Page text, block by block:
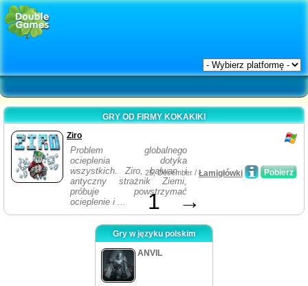
GRY OD FIRMY KOKAKIKI
Ziro
Problem globalnego
ocieplenia dotyka
wszystkich. Ziro, bałwan i
antyczny strażnik Ziemi,
próbuje powstrzymać
ocieplenie i ...
Pobierz
25, December / Łamigłówki
1 →
Gry w języku polskim
ANVIL